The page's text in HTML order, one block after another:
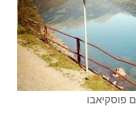
פוסקיאבו